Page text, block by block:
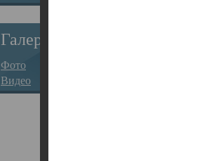
Галерея
Фото
Видео